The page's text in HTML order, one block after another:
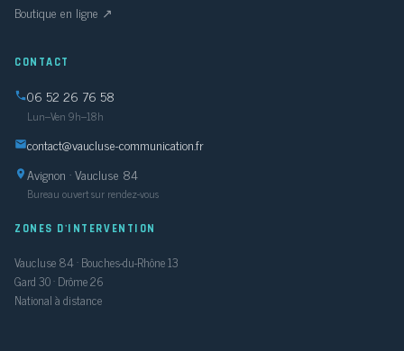
Boutique en ligne ↗
CONTACT
06 52 26 76 58
Lun–Ven 9h–18h
contact@vaucluse-communication.fr
Avignon · Vaucluse 84
Bureau ouvert sur rendez-vous
ZONES D'INTERVENTION
Vaucluse 84 · Bouches-du-Rhône 13
Gard 30 · Drôme 26
National à distance